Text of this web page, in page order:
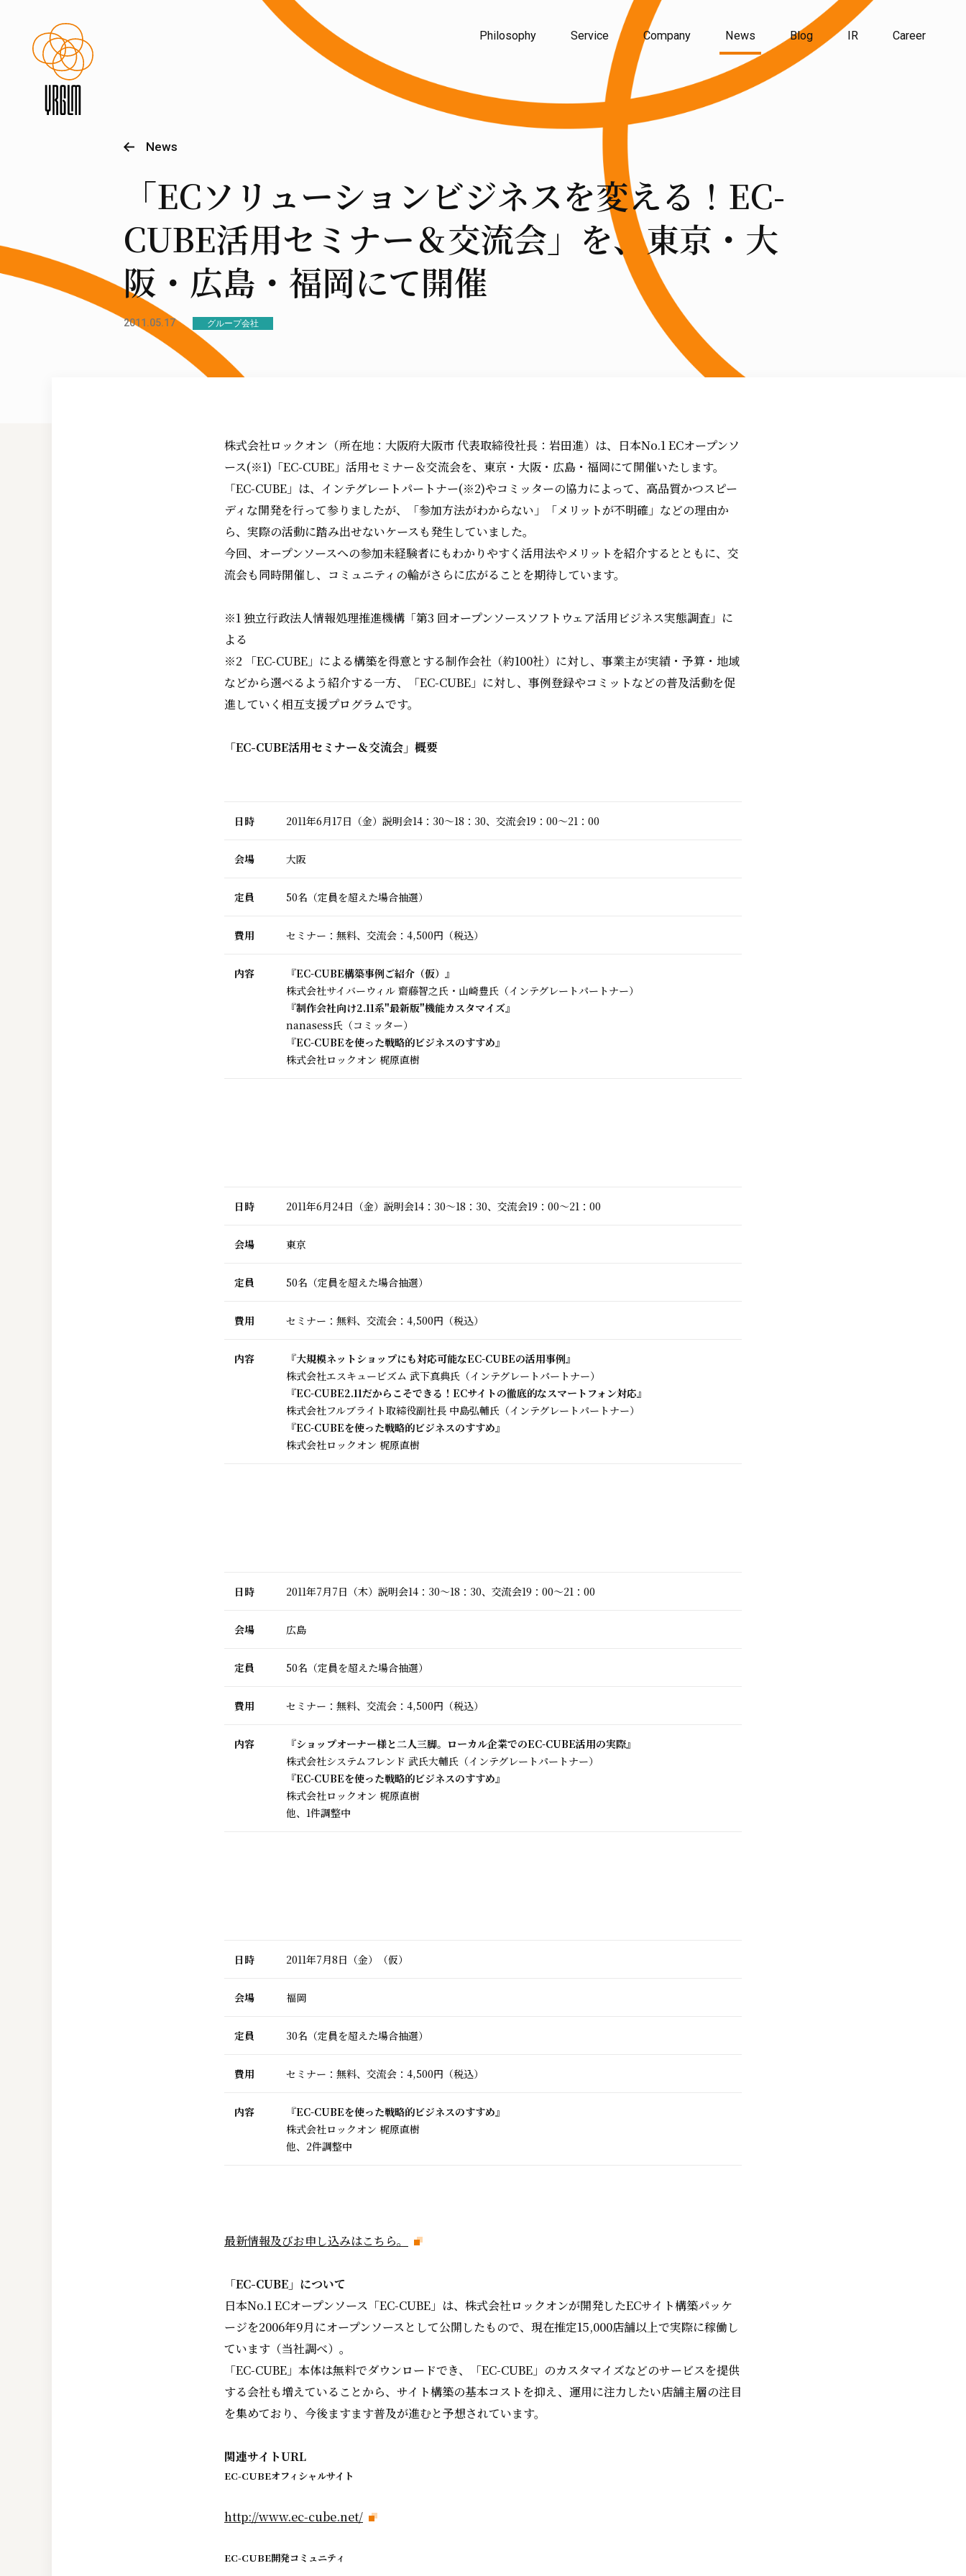
Philosophy Service Company News Blog IR Career
News
「ECソリューションビジネスを変える！EC-
CUBE活用セミナー＆交流会」を、東京・大
阪・広島・福岡にて開催
2011.05.17 グループ会社
株式会社ロックオン（所在地：大阪府大阪市 代表取締役社長：岩田進）は、日本No.1 ECオープンソ
ース(※1)「EC-CUBE」活用セミナー＆交流会を、東京・大阪・広島・福岡にて開催いたします。
「EC-CUBE」は、インテグレートパートナー(※2)やコミッターの協力によって、高品質かつスピー
ディな開発を行って参りましたが、「参加方法がわからない」「メリットが不明確」などの理由か
ら、実際の活動に踏み出せないケースも発生していました。
今回、オープンソースへの参加未経験者にもわかりやすく活用法やメリットを紹介するとともに、交
流会も同時開催し、コミュニティの輪がさらに広がることを期待しています。
※1 独立行政法人情報処理推進機構「第3 回オープンソースソフトウェア活用ビジネス実態調査」に
よる
※2 「EC-CUBE」による構築を得意とする制作会社（約100社）に対し、事業主が実績・予算・地域
などから選べるよう紹介する一方、「EC-CUBE」に対し、事例登録やコミットなどの普及活動を促
進していく相互支援プログラムです。
「EC-CUBE活用セミナー＆交流会」概要
日時 2011年6月17日（金）説明会14：30～18：30、交流会19：00～21：00
会場 大阪
定員 50名（定員を超えた場合抽選）
費用 セミナー：無料、交流会：4,500円（税込）
内容
『EC-CUBE構築事例ご紹介（仮）』
株式会社サイバーウィル 齋藤智之氏・山崎豊氏（インテグレートパートナー）
『制作会社向け2.11系"最新版"機能カスタマイズ』
nanasess氏（コミッター）
『EC-CUBEを使った戦略的ビジネスのすすめ』
株式会社ロックオン 梶原直樹
日時 2011年6月24日（金）説明会14：30～18：30、交流会19：00～21：00
会場 東京
定員 50名（定員を超えた場合抽選）
費用 セミナー：無料、交流会：4,500円（税込）
内容
『大規模ネットショップにも対応可能なEC-CUBEの活用事例』
株式会社エスキュービズム 武下真典氏（インテグレートパートナー）
『EC-CUBE2.11だからこそできる！ECサイトの徹底的なスマートフォン対応』
株式会社フルブライト取締役副社長 中島弘輔氏（インテグレートパートナー）
『EC-CUBEを使った戦略的ビジネスのすすめ』
株式会社ロックオン 梶原直樹
日時 2011年7月7日（木）説明会14：30～18：30、交流会19：00～21：00
会場 広島
定員 50名（定員を超えた場合抽選）
費用 セミナー：無料、交流会：4,500円（税込）
内容
『ショップオーナー様と二人三脚。ローカル企業でのEC-CUBE活用の実際』
株式会社システムフレンド 武氏大輔氏（インテグレートパートナー）
『EC-CUBEを使った戦略的ビジネスのすすめ』
株式会社ロックオン 梶原直樹
他、1件調整中
日時 2011年7月8日（金）（仮）
会場 福岡
定員 30名（定員を超えた場合抽選）
費用 セミナー：無料、交流会：4,500円（税込）
内容
『EC-CUBEを使った戦略的ビジネスのすすめ』
株式会社ロックオン 梶原直樹
他、2件調整中
最新情報及びお申し込みはこちら。
「EC-CUBE」について
日本No.1 ECオープンソース「EC-CUBE」は、株式会社ロックオンが開発したECサイト構築パッケ
ージを2006年9月にオープンソースとして公開したもので、現在推定15,000店舗以上で実際に稼働し
ています（当社調べ）。
「EC-CUBE」本体は無料でダウンロードでき、「EC-CUBE」のカスタマイズなどのサービスを提供
する会社も増えていることから、サイト構築の基本コストを抑え、運用に注力したい店舗主層の注目
を集めており、今後ますます普及が進むと予想されています。
関連サイトURL
EC-CUBEオフィシャルサイト
http://www.ec-cube.net/
EC-CUBE開発コミュニティ